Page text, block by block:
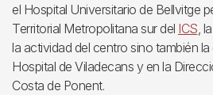
el Hospital Universitario de Bellvitge
Territorial Metropolitana sur del ICS,
la actividad del centro sino también
Hospital de Viladecans y en la
Costa de Ponent.